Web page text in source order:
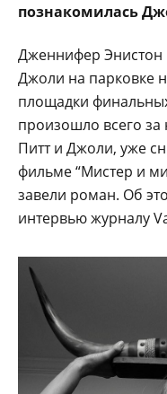
познакомилась
Дженнифер Энистон
Джоли на парковке
площадки
произошло всего за
Питт и Джоли, уже
фильме “Мистер и
завели роман. Об
интервью журналу